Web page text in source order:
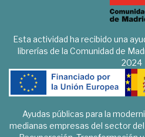
Esta actividad ha recibido una
librerías de la Comunidad de
2024
Ayudas públicas para la
medianas empresas del sector